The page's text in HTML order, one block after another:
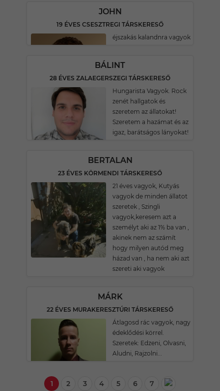
JOHN
19 ÉVES CSESZTREGI TÁRSKERESŐ
éjszakás kalandnra vagyok
BÁLINT
28 ÉVES ZALAEGERSZEGI TÁRSKERESŐ
Hungarista Vagyok. Rock
zenét hallgatok és
szeretem az állatokat!
Szeretem a hazámat és az
igaz, barátságos lányokat!
BERTALAN
23 ÉVES KÖRMENDI TÁRSKERESŐ
21 éves vagyok, Kutyás
vagyok de minden állatot
szeretek , Szingli
vagyok,keresem azt a
személyt aki az 1% ba van ,
akinek nem az számít
hogy milyen autód meg
házad van , ha nem aki azt
szereti aki vagyok
MÁRK
22 ÉVES MURAKERESZTÚRI TÁRSKERESŐ
Átlagosd rác vagyok, nagy
édeklődési körrel.
Szeretek: Edzeni, Olvasni,
Aludni, Rajzolni...
1 2 3 4 5 6 7